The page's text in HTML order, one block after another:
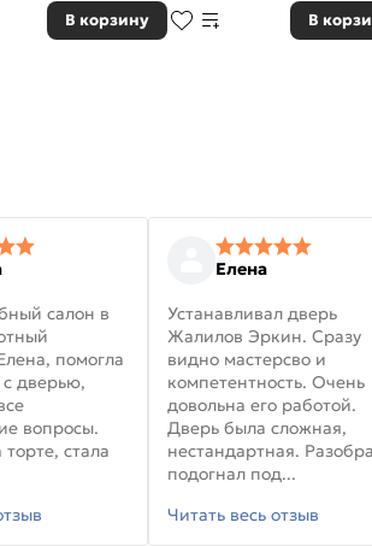
В корзину В
салон в
помогла
дверью,
вопросы.
стала
Елена
Устанавливал дверь
Жалилов Эркин. Сразу
видно мастерсво и
компетентность. Очень
довольна его работой.
Дверь была сложная,
нестандартная.
подогнал под...
Читать весь отзыв